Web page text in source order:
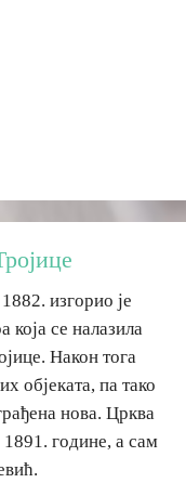
изгорио је
која се налазила
Након тога
објеката, па тако
нова. Црква
1891. године, а сам